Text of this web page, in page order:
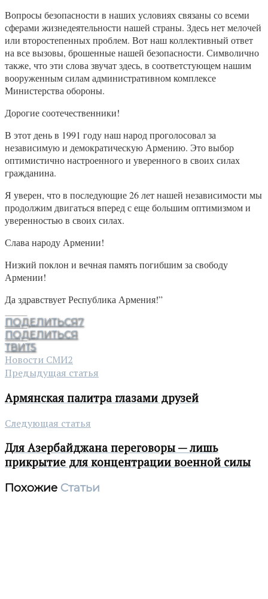
Вопросы безопасности в наших условиях связаны со всеми
сферами жизнедеятельности нашей страны. Здесь нет мелочей
или второстепенных проблем. Вот наш коллективный ответ
на все вызовы, брошенные нашей безопасности. Символично
также, что эти слова звучат здесь, в соответстующем нашим
вооруженным силам административном комплексе
Министерства обороны.
Дорогие соотечественники!
В этот день в 1991 году наш народ проголосовал за
независимую и демократическую Армению. Это выбор
оптимистично настроенного и уверенного в своих силах
гражданина.
Я уверен, что в последующие 26 лет нашей независимости мы
продолжим двигаться вперед с еще большим оптимизмом и
уверенностью в своих силах.
Слава народу Армении!
Низкий поклон и вечная память погибшим за свободу
Армении!
Да здравствует Республика Армения!”
ПОДЕЛИТЬСЯ7
ПОДЕЛИТЬСЯ
ТВИТ5
Новости СМИ2
Предыдущая статья
Армянская палитра глазами друзей
Следующая статья
Для Азербайджана переговоры — лишь
прикрытие для концентрации военной силы
Похожие Статьи